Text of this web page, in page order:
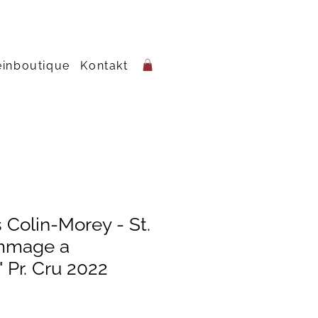
Kontakt
Colin-Morey - St.
a
Cru 2022